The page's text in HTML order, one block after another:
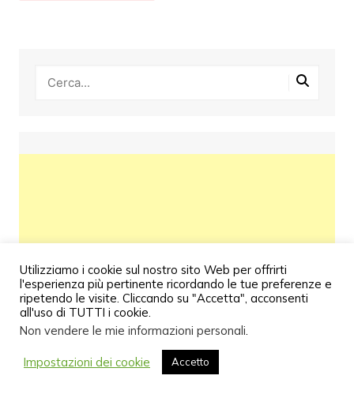
Utilizziamo i cookie sul nostro sito Web per offrirti
l'esperienza più pertinente ricordando le tue preferenze e
ripetendo le visite. Cliccando su "Accetta", acconsenti
all'uso di TUTTI i cookie.
Non vendere le mie informazioni personali.
Impostazioni dei cookie Accetto